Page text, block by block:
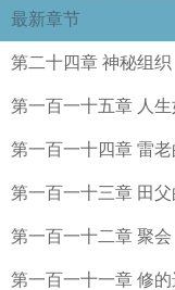
最新章节
第二十四章 神秘组织
第一百一十五章 人
第一百一十四章 雷老
第一百一十三章 田父
第一百一十二章 聚会
第一百一十一章 修的